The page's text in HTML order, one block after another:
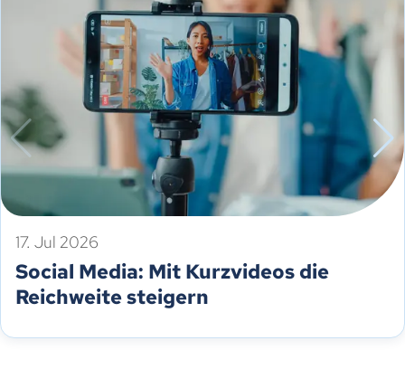
17. Jul 2026
Social Media: Mit Kurzvideos die
Reichweite steigern